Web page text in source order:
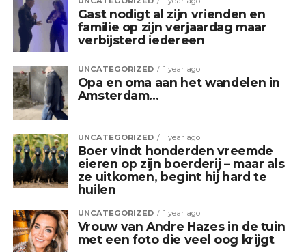
Gast nodigt al zijn vrienden en
familie op zijn verjaardag maar
verbijsterd iedereen
UNCATEGORIZED 1 year ago
Opa en oma aan het wandelen in
Amsterdam…
UNCATEGORIZED 1 year ago
Boer vindt honderden vreemde
eieren op zijn boerderij – maar als
ze uitkomen, begint hij hard te
huilen
UNCATEGORIZED 1 year ago
Vrouw van Andre Hazes in de tuin
met een foto die veel oog krijgt